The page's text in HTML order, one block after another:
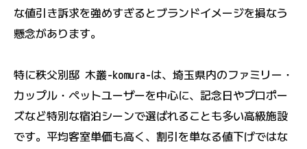
な値引き訴求を強めすぎるとブランドイメージを損なう
懸念があります。
特に秩父別邸 木叢-komura-は、埼玉県内のファミリー・
カップル・ペットユーザーを中心に、記念日やプロポー
ズなど特別な宿泊シーンで選ばれることも多い高級施設
です。平均客室単価も高く、割引を単なる値下げではな